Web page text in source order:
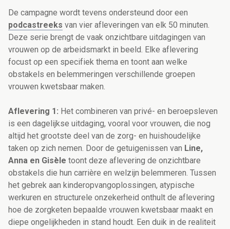
De campagne wordt tevens ondersteund door een
podcastreeks van vier afleveringen van elk 50 minuten.
Deze serie brengt de vaak onzichtbare uitdagingen van
vrouwen op de arbeidsmarkt in beeld. Elke aflevering
focust op een specifiek thema en toont aan welke
obstakels en belemmeringen verschillende groepen
vrouwen kwetsbaar maken.
Aflevering 1: Het combineren van privé- en beroepsleven
is een dagelijkse uitdaging, vooral voor vrouwen, die nog
altijd het grootste deel van de zorg- en huishoudelijke
taken op zich nemen. Door de getuigenissen van Line,
Anna en Gisèle toont deze aflevering de onzichtbare
obstakels die hun carrière en welzijn belemmeren. Tussen
het gebrek aan kinderopvangoplossingen, atypische
werkuren en structurele onzekerheid onthult de aflevering
hoe de zorgketen bepaalde vrouwen kwetsbaar maakt en
diepe ongelijkheden in stand houdt. Een duik in de realiteit